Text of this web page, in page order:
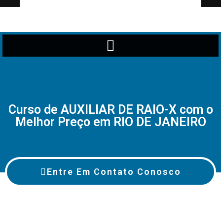
Curso de AUXILIAR DE RAIO-X com o
Melhor Preço em RIO DE JANEIRO
Entre Em Contato Conosco